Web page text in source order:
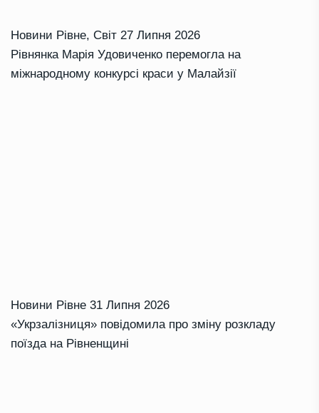
Новини Рівне, Світ 27 Липня 2026
Рівнянка Марія Удовиченко перемогла на
міжнародному конкурсі краси у Малайзії
Новини Рівне 31 Липня 2026
«Укрзалізниця» повідомила про зміну розкладу
поїзда на Рівненщині